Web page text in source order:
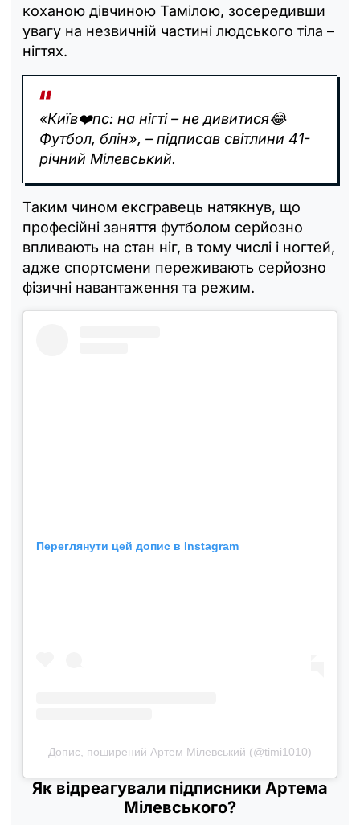
коханою дівчиною Тамілою, зосередивши
увагу на незвичній частині людського тіла –
нігтях.
«Київ❤️пс: на нігті – не дивитися😂
Футбол, блін», – підписав світлини 41-
річний Мілевський.
Таким чином ексгравець натякнув, що
професійні заняття футболом серйозно
впливають на стан ніг, в тому числі і ногтей,
адже спортсмени переживають серйозно
фізичні навантаження та режим.
Переглянути цей допис в Instagram
Допис, поширений Артем Мілевський (@timi1010)
Як відреагували підписники Артема
Мілевського?